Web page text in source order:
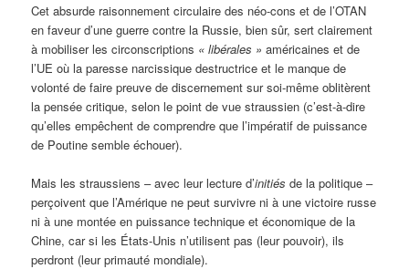
Cet absurde raisonnement circulaire des néo-cons et de l’OTAN
en faveur d’une guerre contre la Russie, bien sûr, sert clairement
à mobiliser les circonscriptions « libérales » américaines et de
l’UE où la paresse narcissique destructrice et le manque de
volonté de faire preuve de discernement sur soi-même oblitèrent
la pensée critique, selon le point de vue straussien (c’est-à-dire
qu’elles empêchent de comprendre que l’impératif de puissance
de Poutine semble échouer).
Mais les straussiens – avec leur lecture d’initiés de la politique –
perçoivent que l’Amérique ne peut survivre ni à une victoire russe
ni à une montée en puissance technique et économique de la
Chine, car si les États-Unis n’utilisent pas (leur pouvoir), ils
perdront (leur primauté mondiale).